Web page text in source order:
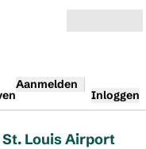
Aanmelden
Inloggen
Louis Airport